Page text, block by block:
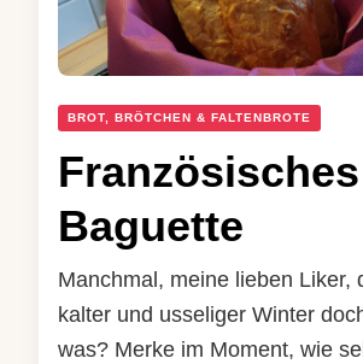
BROT, BRÖTCHEN & FALTENBROTE
Französisches
Baguette
Manchmal, meine lieben Liker,
kalter und usseliger Winter
was? Merke im Moment, wie